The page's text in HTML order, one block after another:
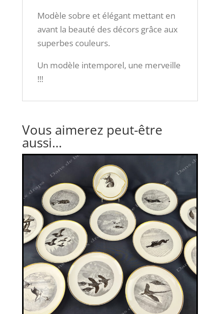
Modèle sobre et élégant mettant en
avant la beauté des décors grâce aux
superbes couleurs.
Un modèle intemporel, une merveille
!!!
Vous aimerez peut-être
aussi…